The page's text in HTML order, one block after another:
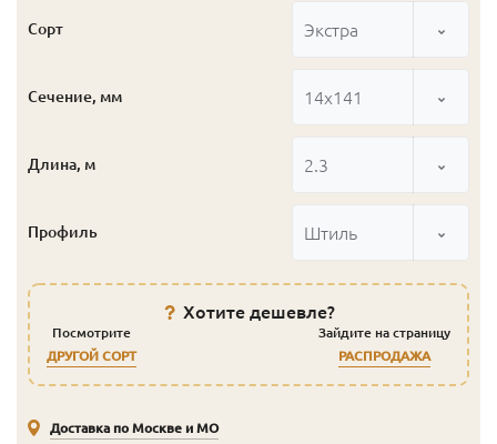
Сорт Экстра
Сечение, мм 14x141
Длина, м 2.3
Профиль Штиль
Хотите дешевле?
Посмотрите
ДРУГОЙ СОРТ
Зайдите на страницу
РАСПРОДАЖА
Доставка по Москве и МО